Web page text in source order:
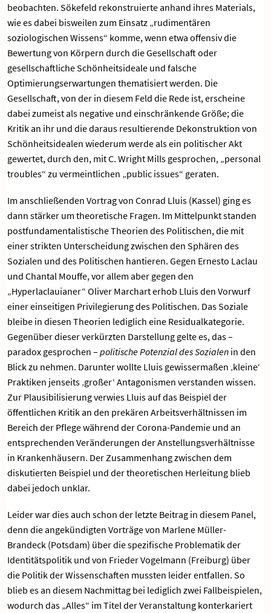
beobachten. Sökefeld rekonstruierte anhand ihres Materials,
wie es dabei bisweilen zum Einsatz „rudimentären
soziologischen Wissens“ komme, wenn etwa offensiv die
Bewertung von Körpern durch die Gesellschaft oder
gesellschaftliche Schönheitsideale und falsche
Optimierungserwartungen thematisiert werden. Die
Gesellschaft, von der in diesem Feld die Rede ist, erscheine
dabei zumeist als negative und einschränkende Größe; die
Kritik an ihr und die daraus resultierende Dekonstruktion von
Schönheitsidealen wiederum werde als ein politischer Akt
gewertet, durch den, mit C. Wright Mills gesprochen, „personal
troubles“ zu vermeintlichen „public issues“ geraten.
Im anschließenden Vortrag von Conrad Lluis (Kassel) ging es
dann stärker um theoretische Fragen. Im Mittelpunkt standen
postfundamentalistische Theorien des Politischen, die mit
einer strikten Unterscheidung zwischen den Sphären des
Sozialen und des Politischen hantieren. Gegen Ernesto Laclau
und Chantal Mouffe, vor allem aber gegen den
„Hyperlaclauianer“ Oliver Marchart erhob Lluis den Vorwurf
einer einseitigen Privilegierung des Politischen. Das Soziale
bleibe in diesen Theorien lediglich eine Residualkategorie.
Gegenüber dieser verkürzten Darstellung gelte es, das –
paradox gesprochen – politische Potenzial des Sozialen in den
Blick zu nehmen. Darunter wollte Lluis gewissermaßen ‚kleine‘
Praktiken jenseits ‚großer‘ Antagonismen verstanden wissen.
Zur Plausibilisierung verwies Lluis auf das Beispiel der
öffentlichen Kritik an den prekären Arbeitsverhältnissen im
Bereich der Pflege während der Corona-Pandemie und an
entsprechenden Veränderungen der Anstellungsverhältnisse
in Krankenhäusern. Der Zusammenhang zwischen dem
diskutierten Beispiel und der theoretischen Herleitung blieb
dabei jedoch unklar.
Leider war dies auch schon der letzte Beitrag in diesem Panel,
denn die angekündigten Vorträge von Marlene Müller-
Brandeck (Potsdam) über die spezifische Problematik der
Identitätspolitik und von Frieder Vogelmann (Freiburg) über
die Politik der Wissenschaften mussten leider entfallen. So
blieb es an diesem Nachmittag bei lediglich zwei Fallbeispielen,
wodurch das „Alles“ im Titel der Veranstaltung konterkariert